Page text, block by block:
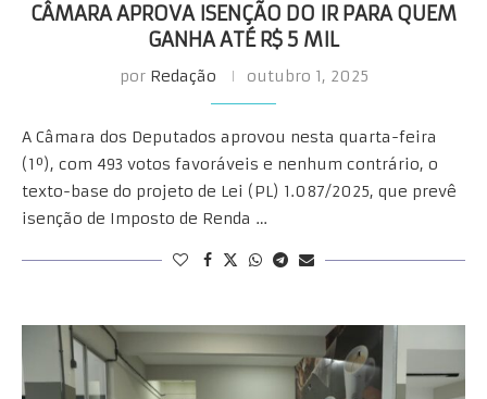
CÂMARA APROVA ISENÇÃO DO IR PARA QUEM
GANHA ATÉ R$ 5 MIL
por Redação outubro 1, 2025
A Câmara dos Deputados aprovou nesta quarta-feira
(1º), com 493 votos favoráveis e nenhum contrário, o
texto-base do projeto de Lei (PL) 1.087/2025, que prevê
isenção de Imposto de Renda …